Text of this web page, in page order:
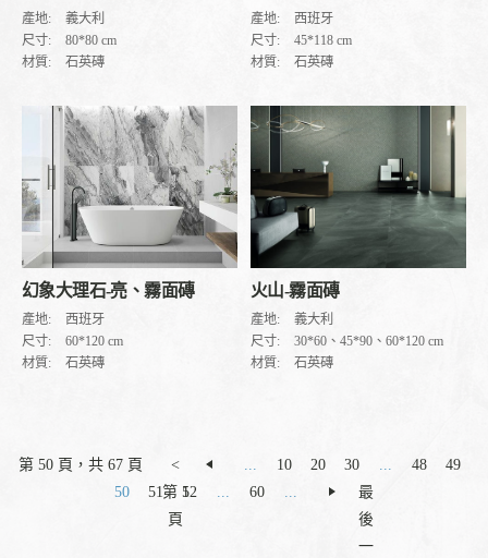
產地:
義大利
尺寸:
80*80 cm
材質:
石英磚
產地:
西班牙
尺寸:
45*118 cm
材質:
石英磚
幻象大理石-亮、霧面磚
產地:
西班牙
尺寸:
60*120 cm
材質:
石英磚
火山-霧面磚
產地:
義大利
尺寸:
30*60、45*90、60*120 cm
材質:
石英磚
第 50 頁，共 67 頁
<
第 1
頁
10 20 30 48
49
50
51 52 60
最
後
一